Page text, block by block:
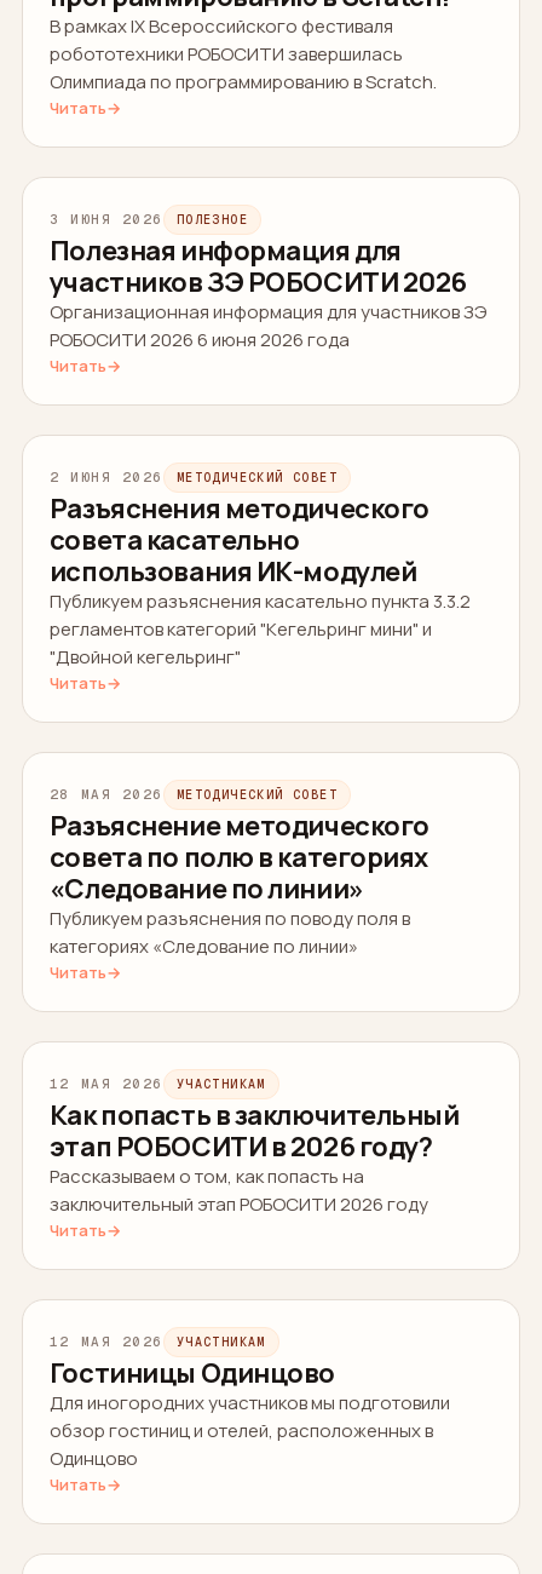
В рамках IX Всероссийского фестиваля
робототехники РОБОСИТИ завершилась
Олимпиада по программированию в Scratch.
Читать→
3 ИЮНЯ 2026 ПОЛЕЗНОЕ
Полезная информация для
участников ЗЭ РОБОСИТИ 2026
Организационная информация для участников ЗЭ
РОБОСИТИ 2026 6 июня 2026 года
Читать→
2 ИЮНЯ 2026 МЕТОДИЧЕСКИЙ СОВЕТ
Разъяснения методического
совета касательно
использования ИК-модулей
Публикуем разъяснения касательно пункта 3.3.2
регламентов категорий "Кегельринг мини" и
"Двойной кегельринг"
Читать→
28 МАЯ 2026 МЕТОДИЧЕСКИЙ СОВЕТ
Разъяснение методического
совета по полю в категориях
«Следование по линии»
Публикуем разъяснения по поводу поля в
категориях «Следование по линии»
Читать→
12 МАЯ 2026 УЧАСТНИКАМ
Как попасть в заключительный
этап РОБОСИТИ в 2026 году?
Рассказываем о том, как попасть на
заключительный этап РОБОСИТИ 2026 году
Читать→
12 МАЯ 2026 УЧАСТНИКАМ
Гостиницы Одинцово
Для иногородних участников мы подготовили
обзор гостиниц и отелей, расположенных в
Одинцово
Читать→